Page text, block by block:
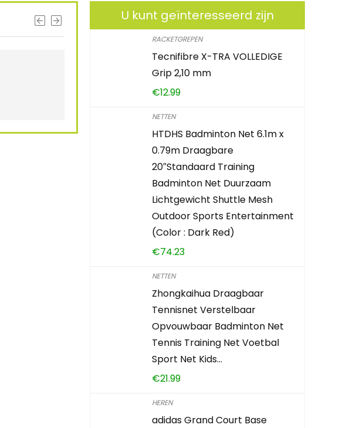
U kunt geïnteresseerd zijn
RACKETGREPEN
Tecnifibre X-TRA VOLLEDIGE
Grip 2,10 mm
€12.99
NETTEN
HTDHS Badminton Net 6.1m x
0.79m Draagbare
20″Standaard Training
Badminton Net Duurzaam
Lichtgewicht Shuttle Mesh
Outdoor Sports Entertainment
(Color : Dark Red)
€74.23
NETTEN
Zhongkaihua Draagbaar
Tennisnet Verstelbaar
Opvouwbaar Badminton Net
Tennis Training Net Voetbal
Sport Net Kids…
€21.99
HEREN
adidas Grand Court Base